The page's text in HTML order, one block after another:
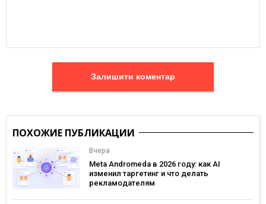
Залишити коментар
ПОХОЖИЕ ПУБЛИКАЦИИ
Вчера
Meta Andromeda в 2026 году: как AI
изменил таргетинг и что делать
рекламодателям